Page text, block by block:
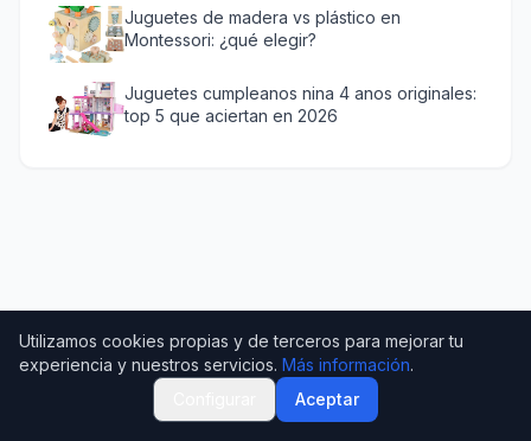
Juguetes de madera vs plástico en
Montessori: ¿qué elegir?
Juguetes cumpleanos nina 4 anos originales:
top 5 que aciertan en 2026
Utilizamos cookies propias y de terceros para mejorar tu
experiencia y nuestros servicios. Más información.
Aceptar